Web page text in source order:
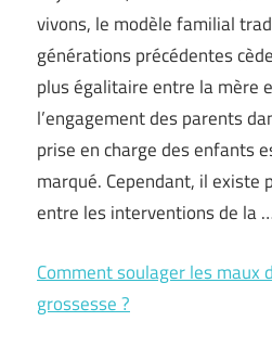
vivons, le modèle familial
générations précédentes
plus égalitaire entre la mère
l’engagement des parents
prise en charge des enfants
marqué. Cependant, il existe
entre les interventions de la
Comment soulager les maux
grossesse ?